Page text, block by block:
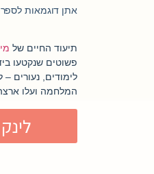
אתן דוגמאות
תיעוד החיים של
לימודים, נעורים
המלחמה ועלו